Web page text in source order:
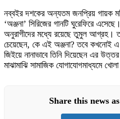
নব্বইর দশকের অন্যতম জনপ্রিয় গায়ক
‘অঞ্জনা’ সিরিজের গানটি ঘুরেফিরে
অনুরাগীদের মধ্যে রয়েছে তুমুল আগ্রহ।
চেয়েছেন, কে এই অঞ্জনা? তবে কখনোই
জিইয়ে নানাভাবে তিনি দিয়েছেন এর
মাঝামাঝি সামাজিক যোগাযোগমাধ্যমে
Share this news